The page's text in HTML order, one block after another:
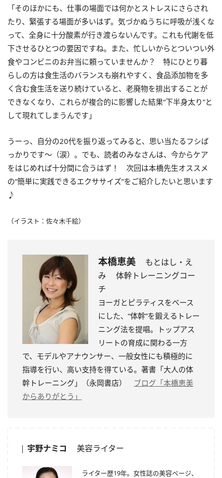
「そのほかにも、仕事の場面では何かとストレスにさらされ
たり、緊張する場面が多いはず。気づかぬうちに呼吸が浅くな
って、全身に十分酸素が行き渡らないんです。これも代謝を低
下させるひとつの要因ですね。また、忙しいからとついつい外
食やコンビニのお弁当に頼っていませんか？ 特にひとり暮
らしの方は食生活のバランスも崩れやすく、食品添加物を多
く含む食生活を送り続けていると、老廃物を排出することが
できなくなり、これらが複合的に影響した結果“下半身太り”と
して現れてしまうんです」
うーっ、自分の20代を振り返ってみると、思い当たるフシば
っかりです～（涙）。でも、読者のみなさんは、今からケア
をはじめれば十分間に合うはず！ 次回は本橋先生オススメ
の“簡単に実践できるエクササイズ”をご紹介したいと思います
♪
（イラスト：佐々木千絵）
本橋恵美
もとはし・え
み 体幹トレーニングコー
チ
ヨーガとピラティスをベース
にした、“体幹”を鍛えるトレー
ニング法を提唱。トップアス
リートの育成に関わる一方
で、モデルやアナウンサー、一般女性にも積極的に
指導を行い、高い支持を得ている。著書「大人の体
幹トレーニング」（永岡書店） ブログ「本橋恵美
からありがとう」
宇野ナミコ 美容ライター
ライター歴19年。女性誌の美容ページ、